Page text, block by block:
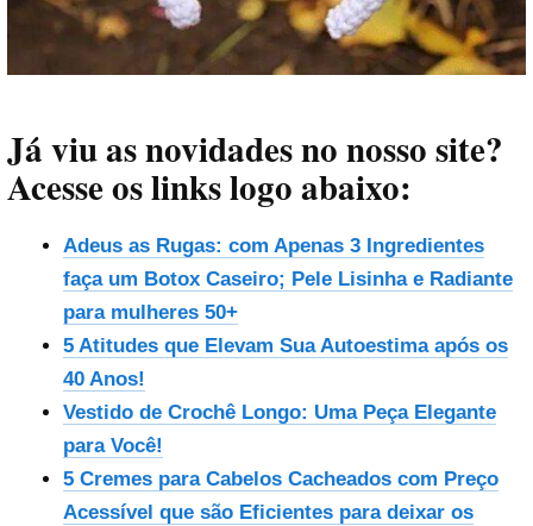
Já viu as novidades no nosso site?
Acesse os links logo abaixo:
Adeus as Rugas: com Apenas 3 Ingredientes
faça um Botox Caseiro; Pele Lisinha e Radiante
para mulheres 50+
5 Atitudes que Elevam Sua Autoestima após os
40 Anos!
Vestido de Crochê Longo: Uma Peça Elegante
para Você!
5 Cremes para Cabelos Cacheados com Preço
Acessível que são Eficientes para deixar os